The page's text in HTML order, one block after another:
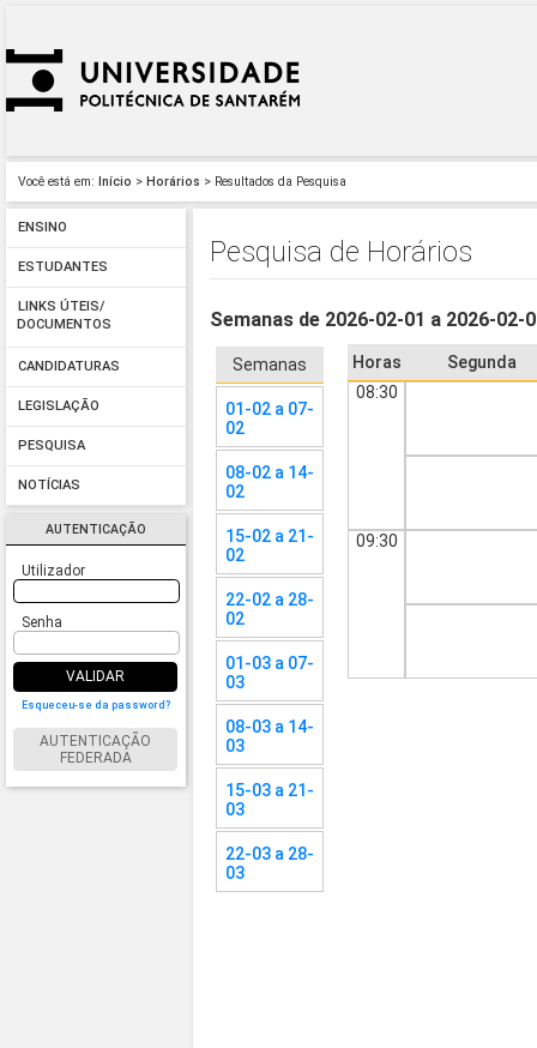
Você está em: Início > Horários > Resultados da Pesquisa
ENSINO
ESTUDANTES
LINKS ÚTEIS/
DOCUMENTOS
CANDIDATURAS
LEGISLAÇÃO
PESQUISA
NOTÍCIAS
AUTENTICAÇÃO
Utilizador
Senha
VALIDAR
Esqueceu-se da password?
AUTENTICAÇÃO
FEDERADA
Pesquisa de Horários
Semanas de 2026-02-01 a 2026-02-
Semanas
01-02 a 07-
02
08-02 a 14-
02
15-02 a 21-
02
22-02 a 28-
02
01-03 a 07-
03
08-03 a 14-
03
15-03 a 21-
03
22-03 a 28-
03
Horas
Segunda
08:30
09:30